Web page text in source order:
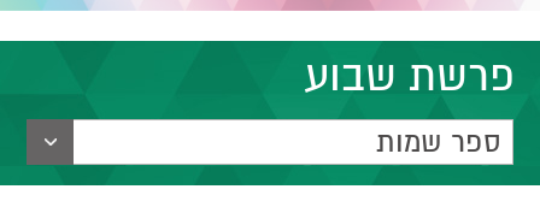
פרשת שבוע
ספר שמות